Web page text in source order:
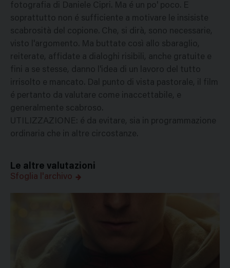
fotografia di Daniele Cipri. Ma é un po' poco. E
soprattutto non é sufficiente a motivare le insisiste
scabrosità del copione. Che, si dirà, sono necessarie,
visto l'argomento. Ma buttate così allo sbaraglio,
reiterate, affidate a dialoghi risibili, anche gratuite e
fini a se stesse, danno l'idea di un lavoro del tutto
irrisolto e mancato. Dal punto di vista pastorale, il film
é pertanto da valutare come inaccettabile, e
generalmente scabroso.
UTILIZZAZIONE: é da evitare, sia in programmazione
ordinaria che in altre circostanze.
Le altre valutazioni
Sfoglia l'archivo